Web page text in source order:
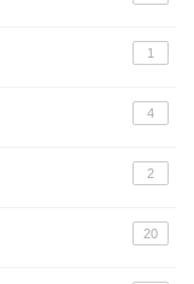
1
4
2
20